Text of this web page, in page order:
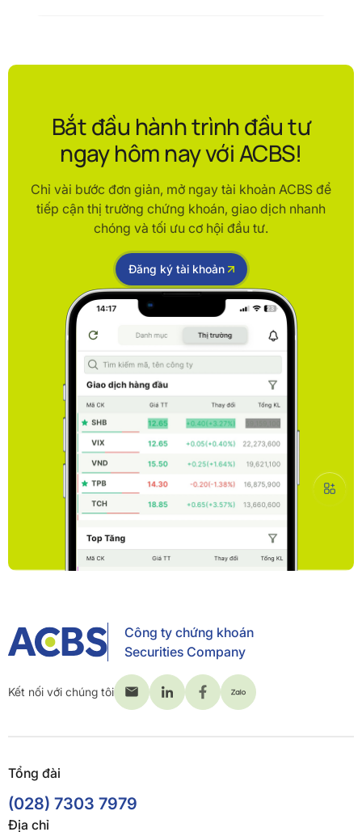
Bắt đầu hành trình đầu tư
ngay hôm nay với ACBS!
Chỉ vài bước đơn giản, mở ngay tài khoản ACBS để
tiếp cận thị trường chứng khoán, giao dịch nhanh
chóng và tối ưu cơ hội đầu tư.
Đăng ký tài khoản
Công ty chứng khoán
Securities Company
Kết nối với chúng tôi
Tổng đài
(028) 7303 7979
Địa chỉ